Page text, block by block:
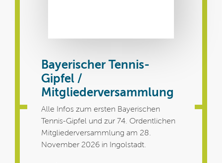
Bayerischer Tennis-
Gipfel /
Mitgliederversammlung
Alle Infos zum ersten Bayerischen
Tennis-Gipfel und zur 74. Ordentlichen
Mitgliederversammlung am 28.
November 2026 in Ingolstadt.